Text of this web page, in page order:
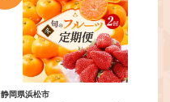
静岡県浜松市